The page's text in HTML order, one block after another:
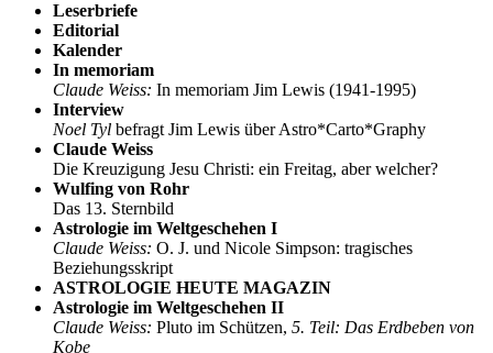
Leserbriefe
Editorial
Kalender
In memoriam
Claude Weiss: In memoriam Jim Lewis (1941-1995)
Interview
Noel Tyl befragt Jim Lewis über Astro*Carto*Graphy
Claude Weiss
Die Kreuzigung Jesu Christi: ein Freitag, aber welcher?
Wulfing von Rohr
Das 13. Sternbild
Astrologie im Weltgeschehen I
Claude Weiss: O. J. und Nicole Simpson: tragisches
Beziehungsskript
ASTROLOGIE HEUTE MAGAZIN
Astrologie im Weltgeschehen II
Claude Weiss: Pluto im Schützen, 5. Teil: Das Erdbeben von
Kobe